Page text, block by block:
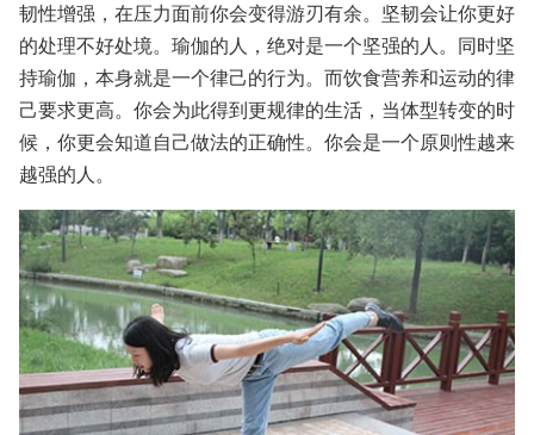
韧性增强，在压力面前你会变得游刃有余。坚韧会让你更好
的处理不好处境。瑜伽的人，绝对是一个坚强的人。同时坚
持瑜伽，本身就是一个律己的行为。而饮食营养和运动的律
己要求更高。你会为此得到更规律的生活，当体型转变的时
候，你更会知道自己做法的正确性。你会是一个原则性越来
越强的人。